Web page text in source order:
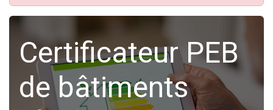
Certificateur PEB
de bâtiments